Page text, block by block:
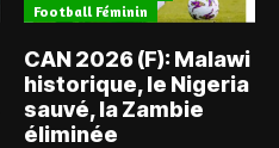
Football Féminin
CAN 2026 (F): Malawi
historique, le Nigeria
sauvé, la Zambie
éliminée